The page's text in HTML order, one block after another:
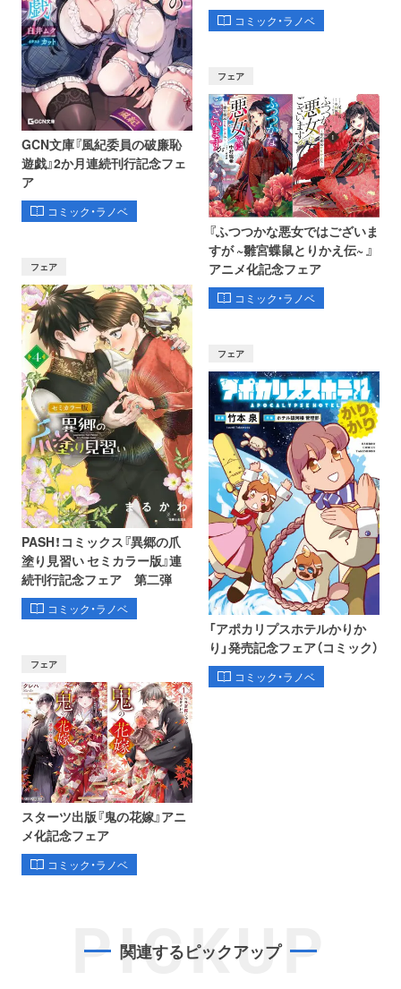
GCN文庫『風紀委員の破廉恥
遊戯』2か月連続刊行記念フェ
ア
コミック・ラノベ
コミック・ラノベ
フェア
PASH！コミックス『異郷の爪
塗り見習い セミカラー版』連
続刊行記念フェア 第二弾
コミック・ラノベ
フェア
『ふつつかな悪女ではございま
すが ~雛宮蝶鼠とりかえ伝~ 』
アニメ化記念フェア
コミック・ラノベ
フェア
スターツ出版『鬼の花嫁』アニ
メ化記念フェア
コミック・ラノベ
フェア
「アポカリプスホテルかりか
り」発売記念フェア（コミック）
コミック・ラノベ
PICKUP
関連するピックアップ